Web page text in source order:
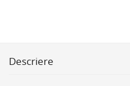
Descriere